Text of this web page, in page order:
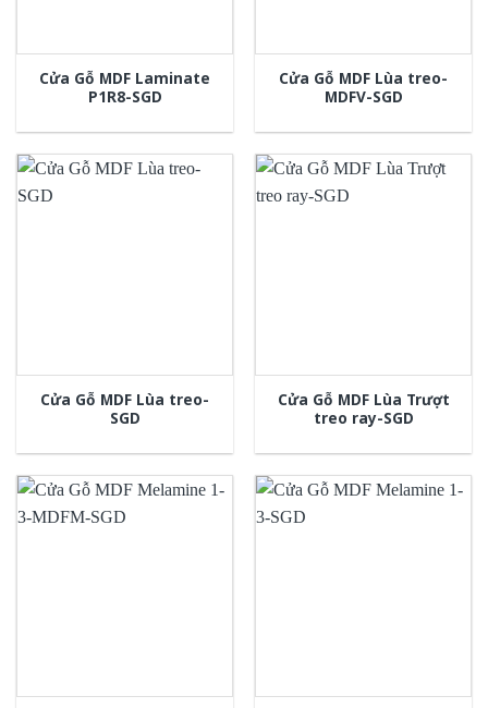
Cửa Gỗ MDF Laminate
P1R8-SGD
Cửa Gỗ MDF Lùa treo-
MDFV-SGD
Cửa Gỗ MDF Lùa treo-
SGD
Cửa Gỗ MDF Lùa Trượt
treo ray-SGD